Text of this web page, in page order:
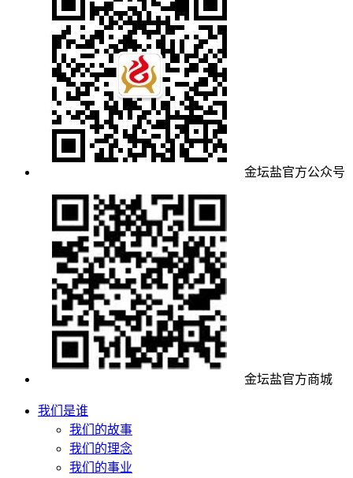
金坛盐官方公众号
金坛盐官方商城
我们是谁
我们的故事
我们的理念
我们的事业